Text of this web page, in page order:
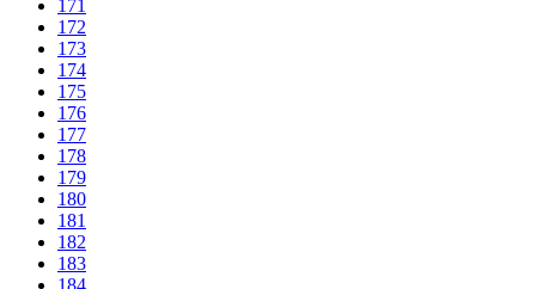
171
172
173
174
175
176
177
178
179
180
181
182
183
184